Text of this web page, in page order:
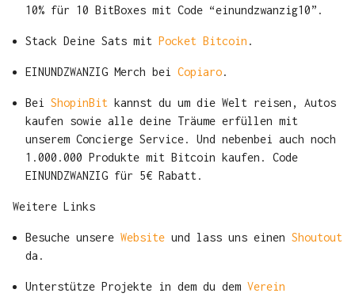
10% für 10 BitBoxes mit Code “einundzwanzig10”.
Stack Deine Sats mit Pocket Bitcoin .
EINUNDZWANZIG Merch bei Copiaro.
Bei ShopinBit kannst du um die Welt reisen, Autos
kaufen sowie alle deine Träume erfüllen mit
unserem Concierge Service. Und nebenbei auch noch
1.000.000 Produkte mit Bitcoin kaufen. Code
EINUNDZWANZIG für 5€ Rabatt.
Weitere Links
Besuche unsere Website und lass uns einen Shoutout
da.
Unterstütze Projekte in dem du dem Verein